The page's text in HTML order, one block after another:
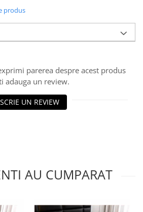
produs
parerea despre acest produs
adauga un review.
SCRIE UN REVIEW
AU CUMPARAT